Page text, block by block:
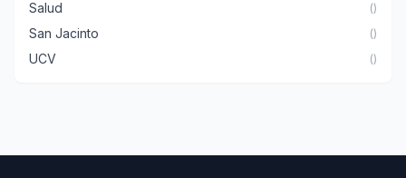
Salud ()
San Jacinto ()
UCV ()